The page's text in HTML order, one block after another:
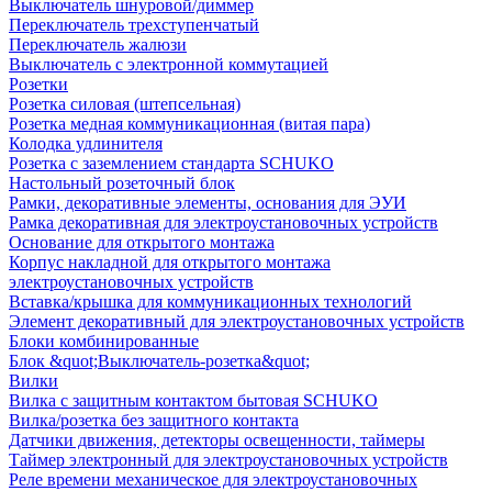
Выключатель шнуровой/диммер
Переключатель трехступенчатый
Переключатель жалюзи
Выключатель с электронной коммутацией
Розетки
Розетка силовая (штепсельная)
Розетка медная коммуникационная (витая пара)
Колодка удлинителя
Розетка с заземлением стандарта SCHUKO
Настольный розеточный блок
Рамки, декоративные элементы, основания для ЭУИ
Рамка декоративная для электроустановочных устройств
Основание для открытого монтажа
Корпус накладной для открытого монтажа
электроустановочных устройств
Вставка/крышка для коммуникационных технологий
Элемент декоративный для электроустановочных устройств
Блоки комбинированные
Блок &quot;Выключатель-розетка&quot;
Вилки
Вилка с защитным контактом бытовая SCHUKO
Вилка/розетка без защитного контакта
Датчики движения, детекторы освещенности, таймеры
Таймер электронный для электроустановочных устройств
Реле времени механическое для электроустановочных